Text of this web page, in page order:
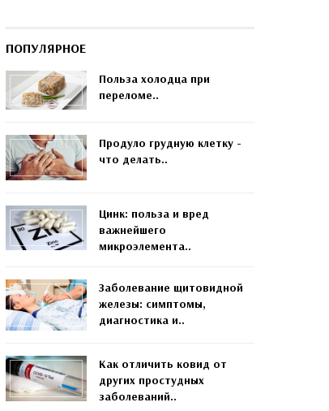
ПОПУЛЯРНОЕ
Польза холодца при
переломе..
Продуло грудную клетку -
что делать..
Цинк: польза и вред
важнейшего
микроэлемента..
Заболевание щитовидной
железы: симптомы,
диагностика и..
Как отличить ковид от
других простудных
заболеваний..